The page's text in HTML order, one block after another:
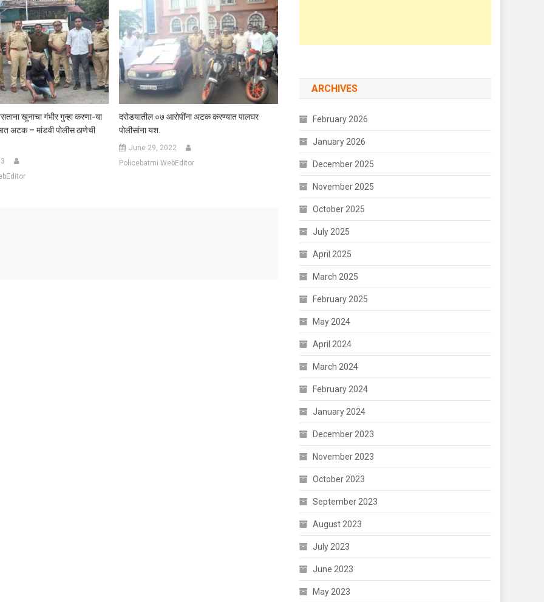
खूनाचा गंभीर गुन्हा करणा-या
अटक – मांडवी पोलीस ठाणेची
दरोडयातील ०७ आरोपींना अटक करण्यात पालघर
पोलीसांना यश.
June 29, 2022
Policebatmi WebEditor
ARCHIVES
February 2026
January 2026
December 2025
November 2025
October 2025
July 2025
April 2025
March 2025
February 2025
May 2024
April 2024
March 2024
February 2024
January 2024
December 2023
November 2023
October 2023
September 2023
August 2023
July 2023
June 2023
May 2023